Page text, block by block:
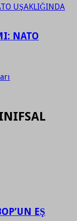
NATO
EŞ